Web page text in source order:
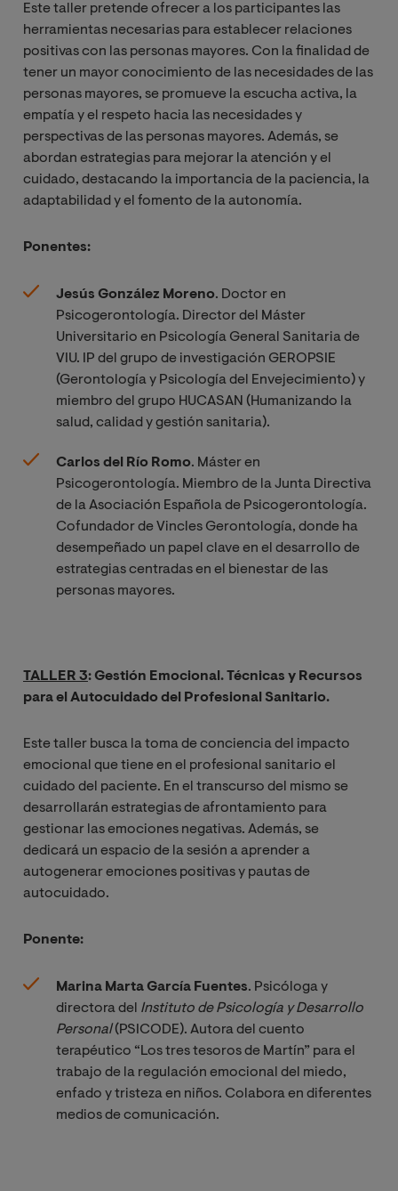
Este taller pretende ofrecer a los participantes las
herramientas necesarias para establecer relaciones
positivas con las personas mayores. Con la finalidad de
tener un mayor conocimiento de las necesidades de las
personas mayores, se promueve la escucha activa, la
empatía y el respeto hacia las necesidades y
perspectivas de las personas mayores. Además, se
abordan estrategias para mejorar la atención y el
cuidado, destacando la importancia de la paciencia, la
adaptabilidad y el fomento de la autonomía.
Ponentes:
Jesús González Moreno. Doctor en
Psicogerontología. Director del Máster
Universitario en Psicología General Sanitaria de
VIU. IP del grupo de investigación GEROPSIE
(Gerontología y Psicología del Envejecimiento) y
miembro del grupo HUCASAN (Humanizando la
salud, calidad y gestión sanitaria).
Carlos del Río Romo. Máster en
Psicogerontología. Miembro de la Junta Directiva
de la Asociación Española de Psicogerontología.
Cofundador de Vincles Gerontología, donde ha
desempeñado un papel clave en el desarrollo de
estrategias centradas en el bienestar de las
personas mayores.
TALLER 3: Gestión Emocional. Técnicas y Recursos
para el Autocuidado del Profesional Sanitario.
Este taller busca la toma de conciencia del impacto
emocional que tiene en el profesional sanitario el
cuidado del paciente. En el transcurso del mismo se
desarrollarán estrategias de afrontamiento para
gestionar las emociones negativas. Además, se
dedicará un espacio de la sesión a aprender a
autogenerar emociones positivas y pautas de
autocuidado.
Ponente:
Marina Marta García Fuentes. Psicóloga y
directora del Instituto de Psicología y Desarrollo
Personal(PSICODE). Autora del cuento
terapéutico “Los tres tesoros de Martín” para el
trabajo de la regulación emocional del miedo,
enfado y tristeza en niños. Colabora en diferentes
medios de comunicación.